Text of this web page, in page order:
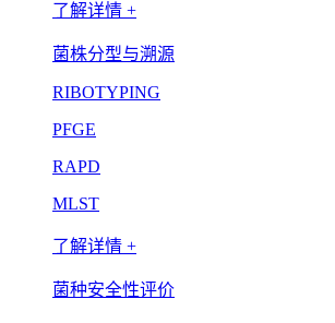
了解详情 +
菌株分型与溯源
RIBOTYPING
PFGE
RAPD
MLST
了解详情 +
菌种安全性评价